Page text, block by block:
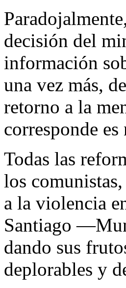
decisión del
información
una vez más,
retorno a la
corresponde
Todas las
los
a la violencia
Santiago
dando sus
deplorables y